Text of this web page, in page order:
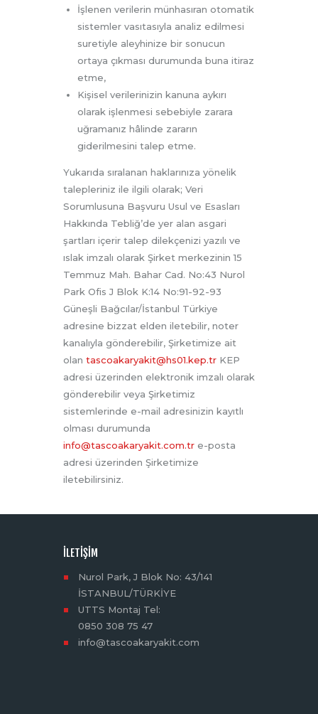
İşlenen verilerin münhasıran otomatik
sistemler vasıtasıyla analiz edilmesi
suretiyle aleyhinize bir sonucun
ortaya çıkması durumunda buna itiraz
etme,
Kişisel verilerinizin kanuna aykırı
olarak işlenmesi sebebiyle zarara
uğramanız hâlinde zararın
giderilmesini talep etme.
Yukarıda sıralanan haklarınıza yönelik
talepleriniz ile ilgili olarak; Veri
Sorumlusuna Başvuru Usul ve Esasları
Hakkında Tebliğ’de yer alan asgari
şartları içerir talep dilekçenizi yazılı ve
ıslak imzalı olarak Şirket merkezinin 15
Temmuz Mah. Bahar Cad. No:43 Nurol
Park Ofis J Blok K:14 No:91-92-93
Güneşli Bağcılar/İstanbul Türkiye
adresine bizzat elden iletebilir, noter
kanalıyla gönderebilir, Şirketimize ait
olan tascoakaryakit@hs01.kep.tr KEP
adresi üzerinden elektronik imzalı olarak
gönderebilir veya Şirketimiz
sistemlerinde e-mail adresinizin kayıtlı
olması durumunda
info@tascoakaryakit.com.tr e-posta
adresi üzerinden Şirketimize
iletebilirsiniz.
İLETIŞIM
Nurol Park, J Blok No: 43/141
İSTANBUL/TÜRKİYE
UTTS Montaj Tel:
0850 308 75 47
info@tascoakaryakit.com